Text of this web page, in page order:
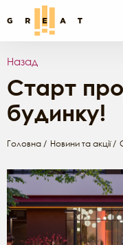
Назад
Старт
будинку!
Головна Новини та акції